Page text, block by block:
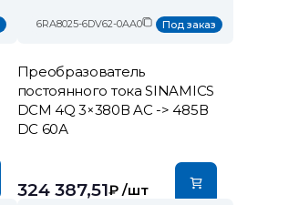
6RA8025-6DV62-0AA0 Под заказ
Преобразователь
постоянного тока SINAMICS
DCM 4Q 3×380В AC -> 485В
DC 60А
324 387,51₽ /шт